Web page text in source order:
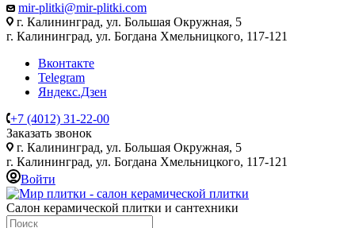
mir-plitki@mir-plitki.com
г. Калининград, ул. Большая Окружная, 5
г. Калининград, ул. Богдана Хмельницкого, 117-121
Вконтакте
Telegram
Яндекс.Дзен
+7 (4012) 31-22-00
Заказать звонок
г. Калининград, ул. Большая Окружная, 5
г. Калининград, ул. Богдана Хмельницкого, 117-121
Войти
Салон керамической плитки и сантехники